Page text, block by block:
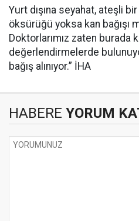
Yurt dışına seyahat, ateşli bir
öksürüğü yoksa kan bağışı
Doktorlarımız zaten burada
değerlendirmelerde
bağış alınıyor.” İHA
HABERE YORUM